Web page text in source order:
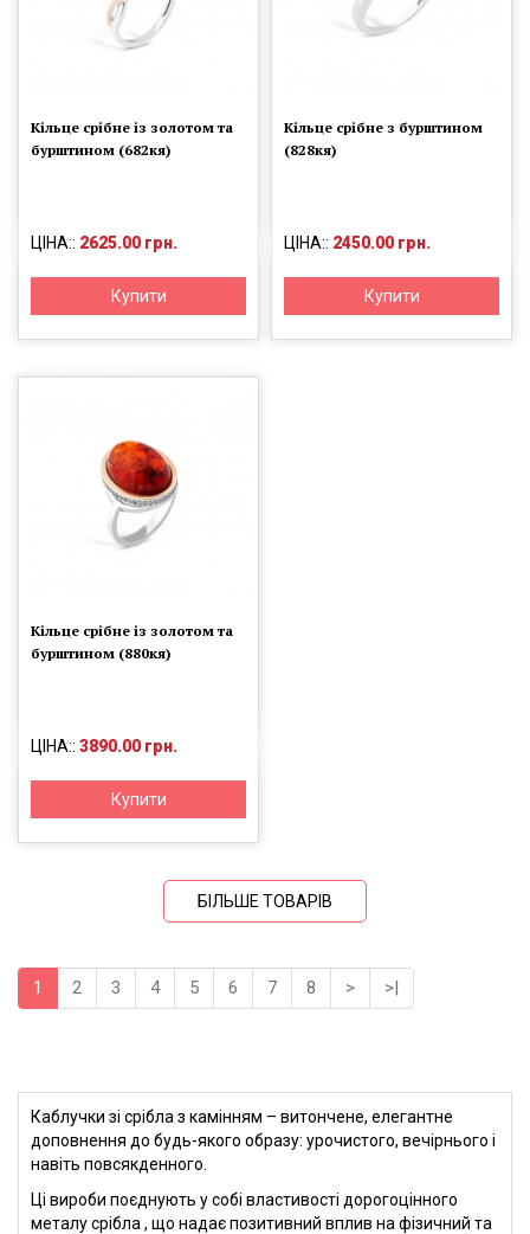
Кільце срібне із золотом та
бурштином (682кя)
ЦІНА:: 2625.00 грн.
Купити
Кільце срібне з бурштином
(828кя)
ЦІНА:: 2450.00 грн.
Купити
Кільце срібне із золотом та
бурштином (880кя)
ЦІНА:: 3890.00 грн.
Купити
БІЛЬШЕ ТОВАРІВ
1 2 3 4 5 6 7 8 > >|
Каблучки зі срібла з камінням – витончене, елегантне
доповнення до будь-якого образу: урочистого, вечірнього і
навіть повсякденного.
Ці вироби поєднують у собі властивості дорогоцінного
металу срібла , що надає позитивний вплив на фізичний та